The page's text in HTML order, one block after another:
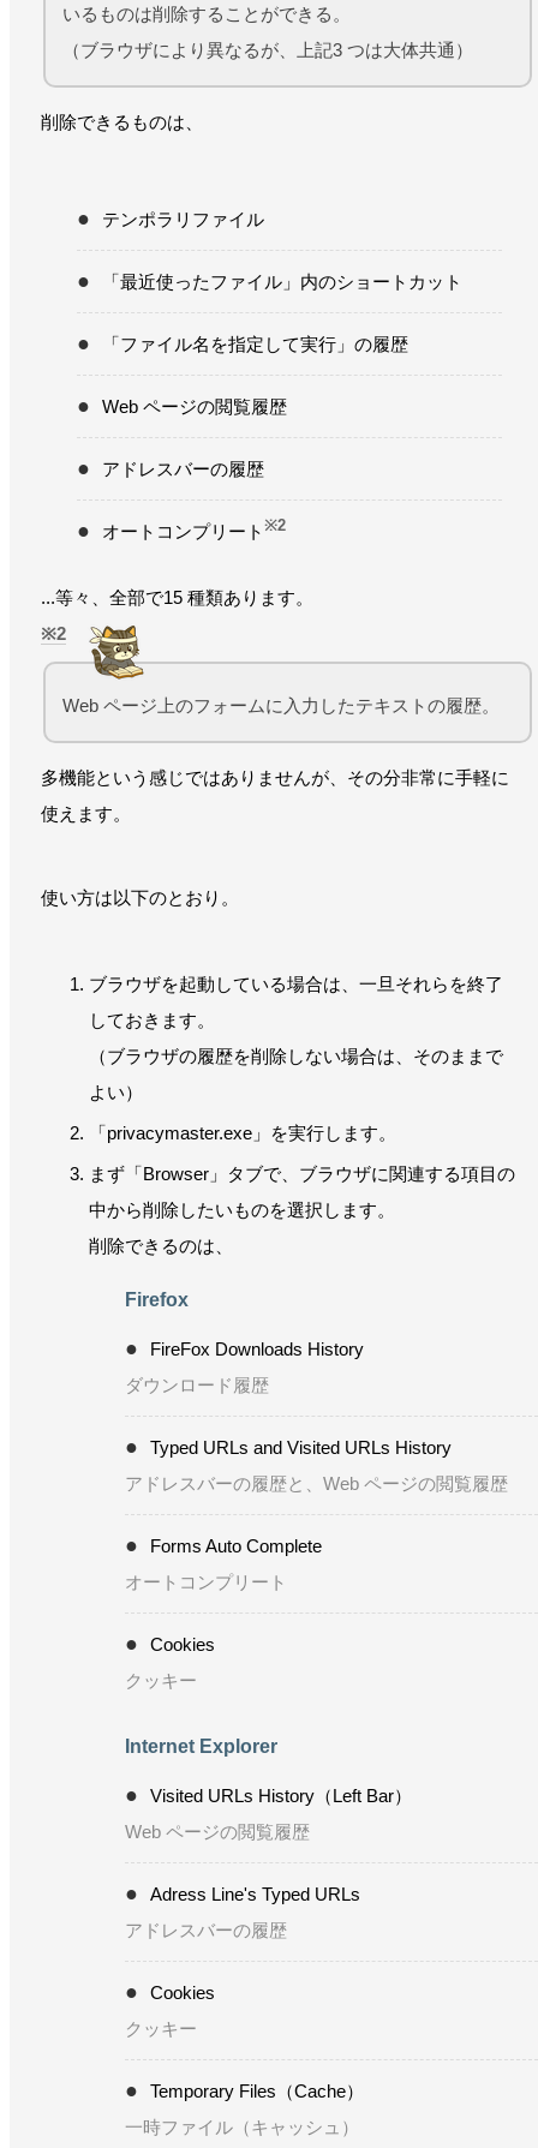
いるものは削除することができる。
（ブラウザにより異なるが、上記3 つは大体共通）
削除できるものは、
テンポラリファイル
「最近使ったファイル」内のショートカット
「ファイル名を指定して実行」の履歴
Web ページの閲覧履歴
アドレスバーの履歴
オートコンプリート ※2
...等々、全部で15 種類あります。
2
Web ページ上のフォームに入力したテキストの履歴。
多機能という感じではありませんが、その分非常に手軽に
使えます。
使い方は以下のとおり。
ブラウザを起動している場合は、一旦それらを終了
しておきます。
（ブラウザの履歴を削除しない場合は、そのままで
よい）
「privacymaster.exe」を実行します。
まず「Browser」タブで、ブラウザに関連する項目の
中から削除したいものを選択します。
削除できるのは、
Firefox
FireFox Downloads History
ダウンロード履歴
Typed URLs and Visited URLs History
アドレスバーの履歴と、Web ページの閲覧履歴
Forms Auto Complete
オートコンプリート
Cookies
クッキー
Internet Explorer
Visited URLs History（Left Bar）
Web ページの閲覧履歴
Adress Line's Typed URLs
アドレスバーの履歴
Cookies
クッキー
Temporary Files（Cache）
一時ファイル（キャッシュ）